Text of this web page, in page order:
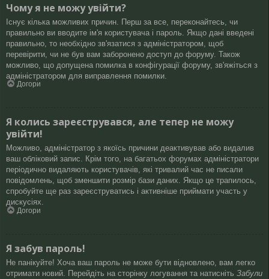
Чому я не можу увійти?
Існує кілька можливих причин. Перш за все, переконайтесь, чи
правильно ви вводите ім'я користувача і пароль. Якщо дані введені
правильно, то необхідно зв'язатися з адміністратором, щоб
перевірити, чи не був вам заборонено доступ до форуму. Також
можливо, що допущена помилка в конфігурації форуму, зв'яжіться з
адміністратором для виправлення помилки.
Догори
Я колись зареєструвався, але тепер не можу
увійти!
Можливо, адміністратор з якоїсь причини деактивував або видалив
ваш обліковий запис. Крім того, на багатьох форумах адміністратори
періодично видаляють користувачів, які тривалий час не писали
повідомлень, щоб зменшити розмір бази даних. Якщо це трапилось,
спробуйте ще раз зареєструватись і активніше приймати участь у
дискусіях.
Догори
Я забув пароль!
Не панікуйте! Хоча ваш пароль не може бути відновлено, вам легко
отримати новий. Перейдіть на сторінку логування та натисніть Забули